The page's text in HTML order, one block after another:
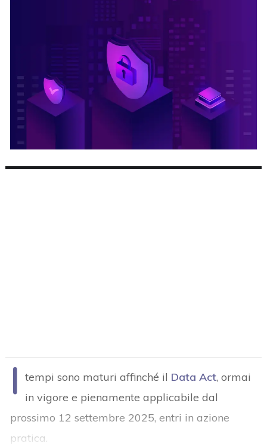
I tempi sono maturi affinché il Data Act, ormai
in vigore e pienamente applicabile dal
prossimo 12 settembre 2025, entri in azione
pratica.